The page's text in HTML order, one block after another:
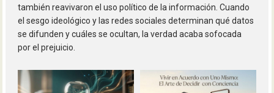
también reavivaron el uso político de la información. Cuando
el sesgo ideológico y las redes sociales determinan qué datos
se difunden y cuáles se ocultan, la verdad acaba sofocada
por el prejuicio.